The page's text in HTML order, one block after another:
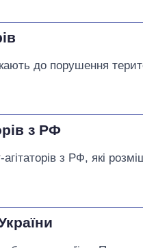
до порушення
з РФ
з РФ, які